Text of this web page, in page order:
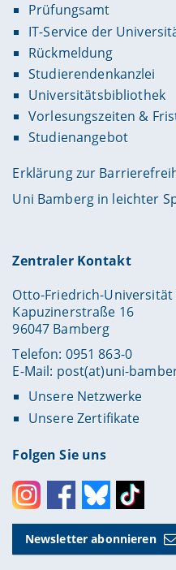
Prüfungsamt
IT-Service der
Rückmeldung
Studierendenkanzlei
Universitätsbibliothek
Vorlesungszeiten &
Studienangebot
Erklärung zur
Uni Bamberg in leichter
Zentraler Kontakt
Otto-Friedrich-Universität
Kapuzinerstraße 16
96047 Bamberg
Telefon: 0951 863-0
E-Mail: post(at)uni-
Unsere Netzwerke
Unsere Zertifikate
Folgen Sie uns
InstagramFacebookBlueskyToktok
Newsletter abonnieren